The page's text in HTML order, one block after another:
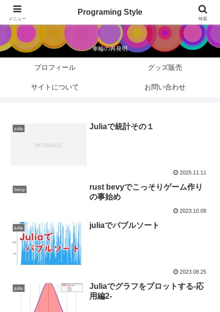
Programing Style
車輪の再発明
プロフィール グッズ販売
サイトについて お問い合わせ
julia Juliaで統計その１
2025.11.11
bevy
rust bevyでこっそりゲーム作り
の事始め
2023.10.08
julia juliaでバブルソート
2023.08.25
julia
Juliaでグラフをプロットする‐応
用編2‐
メニュー
Programing Style
検索